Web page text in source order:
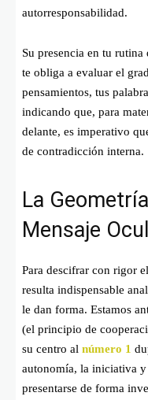
autorresponsabilidad.
Su presencia en tu
te obliga a evaluar el
pensamientos, tus
indicando que, para
delante, es imperativo
de contradicción interna.
La
Mensaje
Para descifrar con rigor el
resulta indispensable
le dan forma. Estamos
(el principio de
su centro al número 1
autonomía, la iniciativa
presentarse de forma